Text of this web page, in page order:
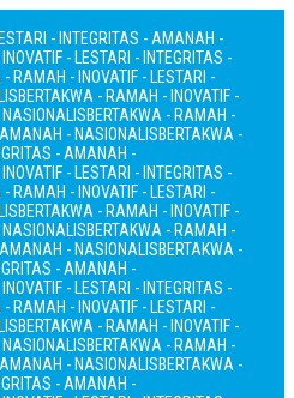
- INTEGRITAS - AMANAH -
- LESTARI - INTEGRITAS -
- RAMAH - INOVATIF - LESTARI -
BERTAKWA - RAMAH - INOVATIF -
BERTAKWA - RAMAH -
AMANAH - NASIONALISBERTAKWA -
- AMANAH -
- LESTARI - INTEGRITAS -
- RAMAH - INOVATIF - LESTARI -
BERTAKWA - RAMAH - INOVATIF -
BERTAKWA - RAMAH -
AMANAH - NASIONALISBERTAKWA -
- AMANAH -
- LESTARI - INTEGRITAS -
- RAMAH - INOVATIF - LESTARI -
BERTAKWA - RAMAH - INOVATIF -
BERTAKWA - RAMAH -
AMANAH - NASIONALISBERTAKWA -
- AMANAH -